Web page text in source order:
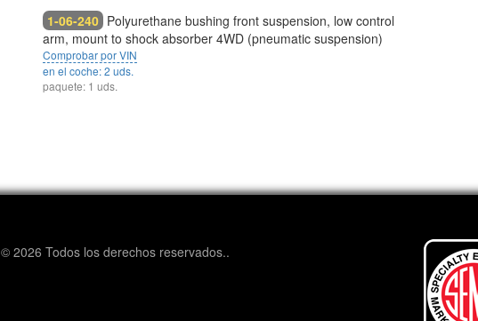
1-06-240 Polyurethane bushing front suspension, low control
arm, mount to shock absorber 4WD (pneumatic suspension)
Comprobar por VIN
en el coche: 2 uds.
paquete: 1 uds.
© 2026 Todos los derechos reservados..